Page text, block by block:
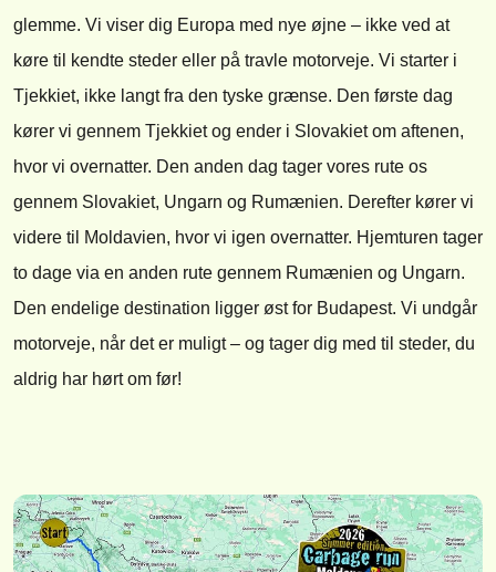
glemme. Vi viser dig Europa med nye øjne – ikke ved at
køre til kendte steder eller på travle motorveje. Vi starter i
Tjekkiet, ikke langt fra den tyske grænse. Den første dag
kører vi gennem Tjekkiet og ender i Slovakiet om aftenen,
hvor vi overnatter. Den anden dag tager vores rute os
gennem Slovakiet, Ungarn og Rumænien. Derefter kører vi
videre til Moldavien, hvor vi igen overnatter. Hjemturen tager
to dage via en anden rute gennem Rumænien og Ungarn.
Den endelige destination ligger øst for Budapest. Vi undgår
motorveje, når det er muligt – og tager dig med til steder, du
aldrig har hørt om før!